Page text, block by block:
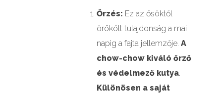
Őrzés: Ez az ősöktől
örökölt tulajdonság a mai
napig a fajta jellemzője.A
chow-chow kiváló őrző
és védelmező kutya.
Különösen a saját